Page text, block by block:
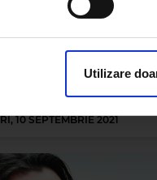
partenerilor de rețele
le pot combina cu
Utilizare
Matrix Resurrection”,
ce în ce mai interesant.
10 SEPTEMBRIE 2021